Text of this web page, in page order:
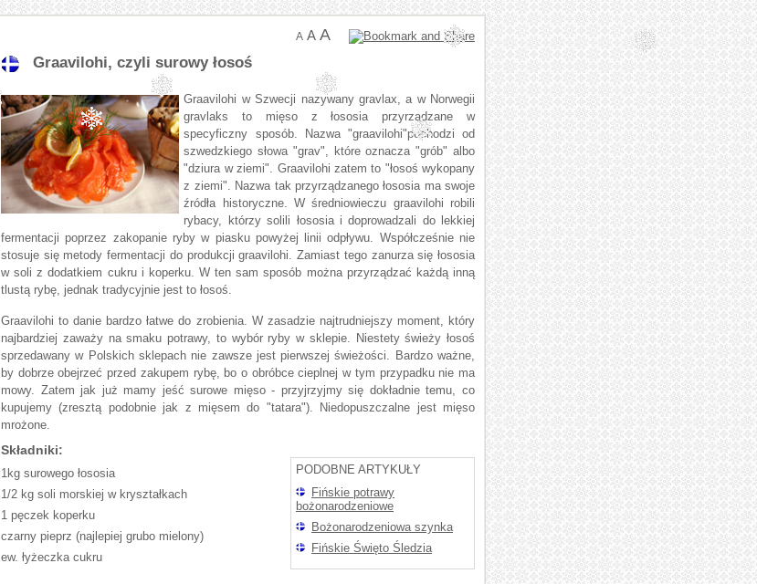
A A A
Graavilohi, czyli surowy łosoś
Graavilohi w Szwecji nazywany gravlax, a w Norwegii
gravlaks to mięso z łososia przyrządzane w
specyficzny sposób. Nazwa "graavilohi"pochodzi od
szwedzkiego słowa "grav", które oznacza "grób" albo
"dziura w ziemi". Graavilohi zatem to "łosoś wykopany
z ziemi". Nazwa tak przyrządzanego łososia ma swoje
źródła historyczne. W średniowieczu graavilohi robili
rybacy, którzy solili łososia i doprowadzali do lekkiej
fermentacji poprzez zakopanie ryby w piasku powyżej linii odpływu. Współcześnie nie
stosuje się metody fermentacji do produkcji graavilohi. Zamiast tego zanurza się łososia
w soli z dodatkiem cukru i koperku. W ten sam sposób można przyrządzać każdą inną
tlustą rybę, jednak tradycyjnie jest to łosoś.
Graavilohi to danie bardzo łatwe do zrobienia. W zasadzie najtrudniejszy moment, który
najbardziej zaważy na smaku potrawy, to wybór ryby w sklepie. Niestety świeży łosoś
sprzedawany w Polskich sklepach nie zawsze jest pierwszej świeżości. Bardzo ważne,
by dobrze obejrzeć przed zakupem rybę, bo o obróbce cieplnej w tym przypadku nie ma
mowy. Zatem jak już mamy jeść surowe mięso - przyjrzyjmy się dokładnie temu, co
kupujemy (zresztą podobnie jak z mięsem do "tatara"). Niedopuszczalne jest mięso
mrożone.
Składniki:
PODOBNE ARTYKUŁY
Fińskie potrawy
bożonarodzeniowe
Bożonarodzeniowa szynka
Fińskie Święto Śledzia
1kg surowego łososia
1/2 kg soli morskiej w kryształkach
1 pęczek koperku
czarny pieprz (najlepiej grubo mielony)
ew. łyżeczka cukru